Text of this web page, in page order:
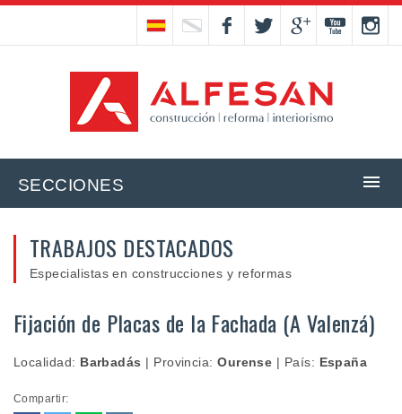
SECCIONES
TRABAJOS DESTACADOS
Especialistas en construcciones y reformas
Fijación de Placas de la Fachada (A Valenzá)
Localidad: Barbadás | Provincia:Ourense | País: España
Compartir: